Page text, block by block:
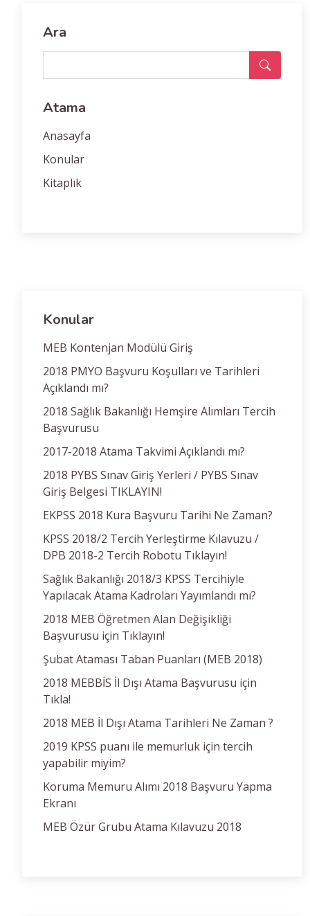
Ara
Atama
Anasayfa
Konular
Kitaplık
Konular
MEB Kontenjan Modülü Giriş
2018 PMYO Başvuru Koşulları ve Tarihleri
Açıklandı mı?
2018 Sağlık Bakanlığı Hemşire Alımları Tercih
Başvurusu
2017-2018 Atama Takvimi Açıklandı mı?
2018 PYBS Sınav Giriş Yerleri / PYBS Sınav
Giriş Belgesi TIKLAYIN!
EKPSS 2018 Kura Başvuru Tarihi Ne Zaman?
KPSS 2018/2 Tercih Yerleştirme Kılavuzu /
DPB 2018-2 Tercih Robotu Tıklayın!
Sağlık Bakanlığı 2018/3 KPSS Tercihiyle
Yapılacak Atama Kadroları Yayımlandı mı?
2018 MEB Öğretmen Alan Değişikliği
Başvurusu için Tıklayın!
Şubat Ataması Taban Puanları (MEB 2018)
2018 MEBBİS İl Dışı Atama Başvurusu için
Tıkla!
2018 MEB İl Dışı Atama Tarihleri Ne Zaman ?
2019 KPSS puanı ile memurluk için tercih
yapabilir miyim?
Koruma Memuru Alımı 2018 Başvuru Yapma
Ekranı
MEB Özür Grubu Atama Kılavuzu 2018